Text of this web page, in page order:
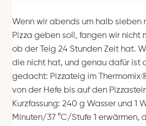
Wenn wir abends um halb sieben
Pizza geben soll, fangen wir nicht
ob der Teig 24 Stunden Zeit hat.
die nicht hat, und genau dafür ist
gedacht: Pizzateig im
von der Hefe bis auf den
Kurzfassung: 240 g Wasser und 1
Minuten/37 °C/Stufe 1 erwärmen,